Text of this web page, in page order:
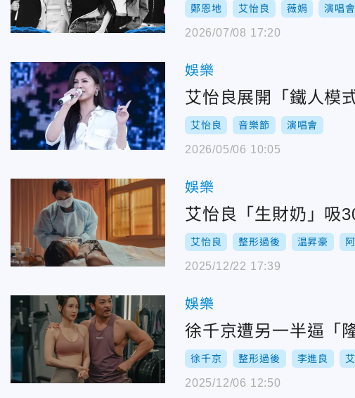
鄭恩地 艾怡良 薇娟 演唱會
2026/07/08 17:20
娛樂
艾怡良展開「鐵人模
艾怡良 音樂節 演唱會
2026/05/06 10:05
娛樂
艾怡良「生財奶」吸
艾怡良 整形過後 温昇豪
2025/12/22 17:39
娛樂
徐千京遭另一半逼「
徐千京 整形過後 李進良
2025/12/06 12:50